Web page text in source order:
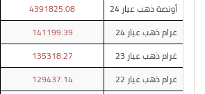
أونصة ذهب عيار 24
4391825.08
غرام ذهب عيار 24
141199.39
غرام ذهب عيار 23
135318.27
غرام ذهب عيار 22
129437.14